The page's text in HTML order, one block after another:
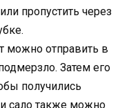
пропустить через
можно отправить в
Затем его
получились
сало также можно